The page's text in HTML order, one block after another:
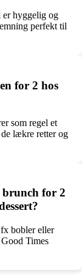
er hyggelig og
perfekt til
for 2 hos
som regel et
lækre retter og
brunch for 2
bobler eller
Times